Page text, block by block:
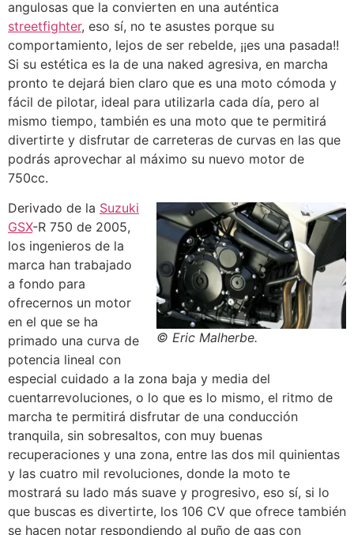
angulosas que la convierten en una auténtica
streetfighter, eso sí, no te asustes porque su
comportamiento, lejos de ser rebelde, ¡¡es una pasada!!
Si su estética es la de una naked agresiva, en marcha
pronto te dejará bien claro que es una moto cómoda y
fácil de pilotar, ideal para utilizarla cada día, pero al
mismo tiempo, también es una moto que te permitirá
divertirte y disfrutar de carreteras de curvas en las que
podrás aprovechar al máximo su nuevo motor de
750cc.
© Eric Malherbe.
Derivado de la Suzuki
GSX-R 750 de 2005,
los ingenieros de la
marca han trabajado
a fondo para
ofrecernos un motor
en el que se ha
primado una curva de
potencia lineal con
especial cuidado a la zona baja y media del
cuentarrevoluciones, o lo que es lo mismo, el ritmo de
marcha te permitirá disfrutar de una conducción
tranquila, sin sobresaltos, con muy buenas
recuperaciones y una zona, entre las dos mil quinientas
y las cuatro mil revoluciones, donde la moto te
mostrará su lado más suave y progresivo, eso sí, si lo
que buscas es divertirte, los 106 CV que ofrece también
se hacen notar respondiendo al puño de gas con